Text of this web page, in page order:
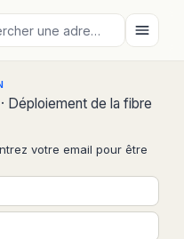
· Déploiement de la fibre
votre email pour être